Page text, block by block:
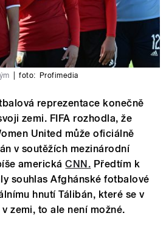
foto: Profimedia
reprezentace konečně
zemi. FIFA rozhodla, že
United může oficiálně
v soutěžích mezinárodní
americkáCNN. Předtím k
souhlas Afghánské fotbalové
hnutí Tálibán, které se v
zemi, to ale není možné.